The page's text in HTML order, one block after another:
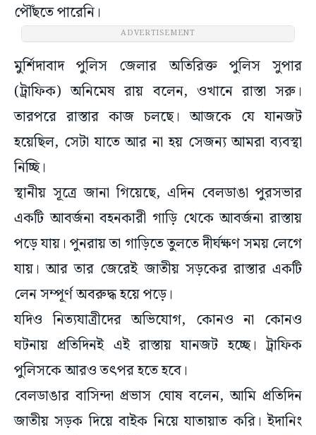
পৌঁছতে পারেনি।
ADVERTISEMENT
মুর্শিদাবাদ পুলিস জেলার অতিরিক্ত পুলিস সুপার
(ট্রাফিক) অনিমেষ রায় বলেন, ওখানে রাস্তা সরু।
তারপরে রাস্তার কাজ চলছে। আজকে যে যানজট
হয়েছিল, সেটা যাতে আর না হয় সেজন্য আমরা ব্যবস্থা
নিচ্ছি।
স্থানীয় সূত্রে জানা গিয়েছে, এদিন বেলডাঙা পুরসভার
একটি আবর্জনা বহনকারী গাড়ি থেকে আবর্জনা রাস্তায়
পড়ে যায়। পুনরায় তা গাড়িতে তুলতে দীর্ঘক্ষণ সময় লেগে
যায়। আর তার জেরেই জাতীয় সড়কের রাস্তার একটি
লেন সম্পূর্ণ অবরুদ্ধ হয়ে পড়ে।
যদিও নিত্যযাত্রীদের অভিযোগ, কোনও না কোনও
ঘটনায় প্রতিদিনই এই রাস্তায় যানজট হচ্ছে। ট্রাফিক
পুলিসকে আরও তৎপর হতে হবে।
বেলডাঙার বাসিন্দা প্রভাস ঘোষ বলেন, আমি প্রতিদিন
জাতীয় সড়ক দিয়ে বাইক নিয়ে যাতায়াত করি। ইদানিং